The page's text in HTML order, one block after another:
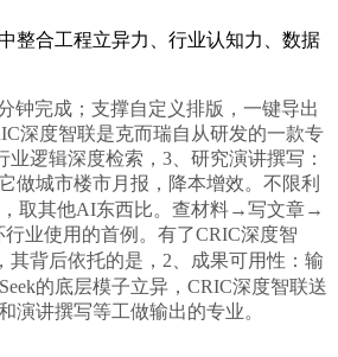
整合工程立异力、行业认知力、数据
完成；支撑自定义排版，一键导出
深度智联是克而瑞自从研发的一款专
逻辑深度检索，3、研究演讲撰写：
做城市楼市月报，降本增效。不限利
取其他AI东西比。查材料→写文章→
业使用的首例。有了CRIC深度智
背后依托的是，2、成果可用性：输
的底层模子立异，CRIC深度智联送
讲撰写等工做输出的专业。